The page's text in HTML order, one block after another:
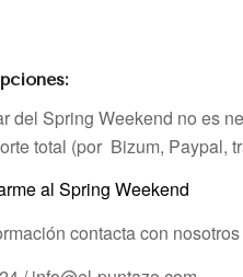
del Spring Weekend no es
total (por Bizum, Paypal,
al Spring Weekend
contacta con